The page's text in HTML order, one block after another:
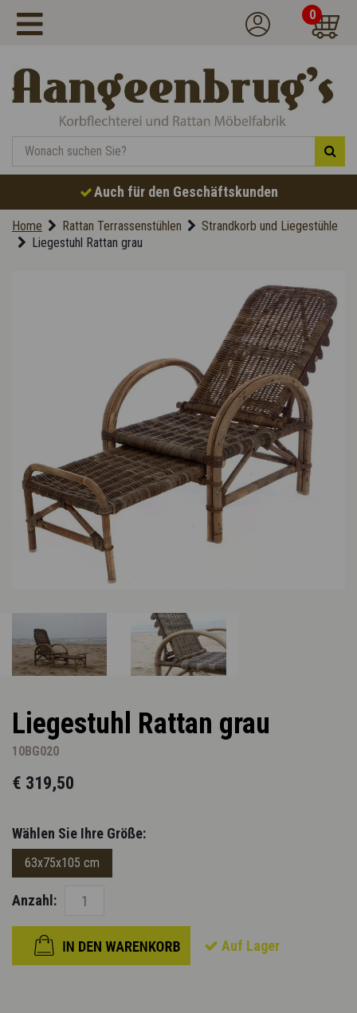
0
Auch für den Geschäftskunden
Home Rattan Terrassenstühlen
Strandkorb und Liegestühle
Liegestuhl Rattan grau
Liegestuhl Rattan grau
10BG020
€ 319,50
Wählen Sie Ihre Größe:
63x75x105 cm
Anzahl:
Auf Lager